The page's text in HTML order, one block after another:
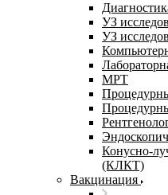
УЗ
УЗ
МРТ
Конусно-
(КЛКТ)
Вакцинация